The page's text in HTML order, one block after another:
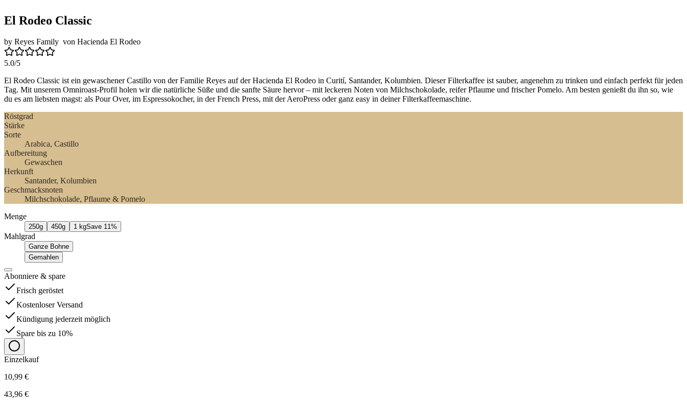
El Rodeo Classic
by Reyes Family von Hacienda El Rodeo
5.0/5
El Rodeo Classic ist ein gewaschener Castillo von der Familie Reyes auf der Hacienda El Rodeo in Curití, Santander, Kolumbien. Dieser Filterkaffee ist sauber, angenehm zu trinken und einfach perfekt für jeden
Tag. Mit unserem Omniroast-Profil holen wir die natürliche Süße und die sanfte Säure hervor – mit leckeren Noten von Milchschokolade, reifer Pflaume und frischer Pomelo. Am besten genießt du ihn so, wie
du es am liebsten magst: als Pour Over, im Espressokocher, in der French Press, mit der AeroPress oder ganz easy in deiner Filterkaffeemaschine.
Röstgrad
Stärke
Sorte
Arabica, Castillo
Aufbereitung
Gewaschen
Herkunft
Santander, Kolumbien
Geschmacksnoten
Milchschokolade, Pflaume & Pomelo
Menge
250g 450g 1 kgSave 11%
Mahlgrad
Ganze Bohne
Gemahlen
Abonniere & spare
Frisch geröstet
Kostenloser Versand
Kündigung jederzeit möglich
Spare bis zu 10%
Einzelkauf
10,99 €
43,96 €